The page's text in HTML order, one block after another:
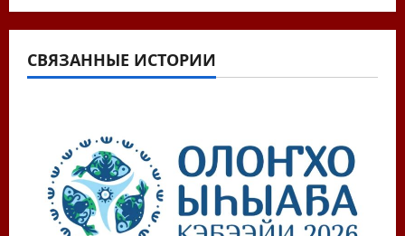
а
ц
СВЯЗАННЫЕ ИСТОРИИ